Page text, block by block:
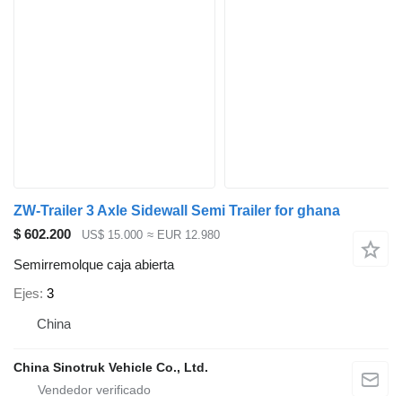
ZW-Trailer 3 Axle Sidewall Semi Trailer for ghana
$ 602.200
US$ 15.000 ≈ EUR 12.980
Semirremolque caja abierta
Ejes 3
China
China Sinotruk Vehicle Co., Ltd.